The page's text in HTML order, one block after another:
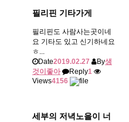
필리핀 기타가게
필리핀도 사람사는곳이네
요 기타도 있고 신기하네요
ㅎ...
Date2019.02.27 By생
것이좋아
Reply1
Views4156
세부의 저녁노을이 너